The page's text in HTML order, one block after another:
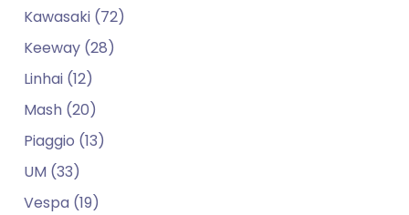
Kawasaki (72)
Keeway (28)
Linhai (12)
Mash (20)
Piaggio (13)
UM (33)
Vespa (19)